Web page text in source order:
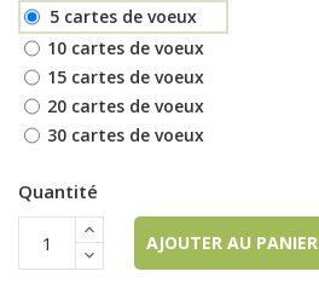
5 cartes de voeux
10 cartes de voeux
15 cartes de voeux
20 cartes de voeux
30 cartes de voeux
Quantité
AJOUTER AU PANIER